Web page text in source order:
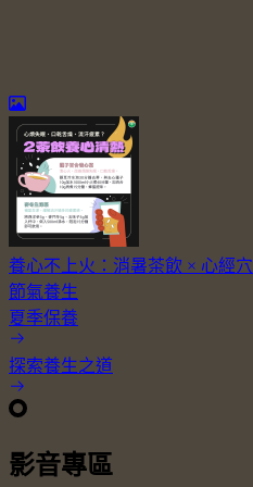
養心不上火：消暑茶飲 × 心經
節氣養生
夏季保養
探索養生之道
影音專區